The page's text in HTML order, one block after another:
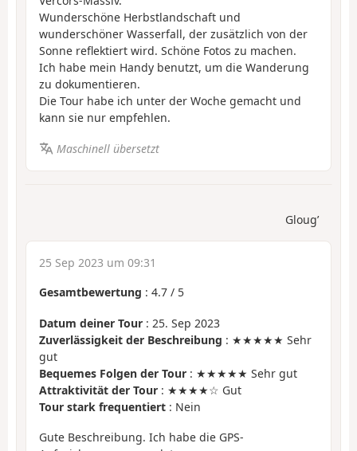
Wunderschöne Herbstlandschaft und
wunderschöner Wasserfall, der zusätzlich von der
Sonne reflektiert wird. Schöne Fotos zu machen.
Ich habe mein Handy benutzt, um die Wanderung
zu dokumentieren.
Die Tour habe ich unter der Woche gemacht und
kann sie nur empfehlen.
Maschinell übersetzt
Gloug’
25 Sep 2023 um 09:31
Gesamtbewertung : 4.7 / 5
Datum deiner Tour : 25. Sep 2023
Zuverlässigkeit der Beschreibung : ★★★★★ Sehr
gut
Bequemes Folgen der Tour : ★★★★★ Sehr gut
Attraktivität der Tour : ★★★★☆ Gut
Tour stark frequentiert : Nein
Gute Beschreibung. Ich habe die GPS-